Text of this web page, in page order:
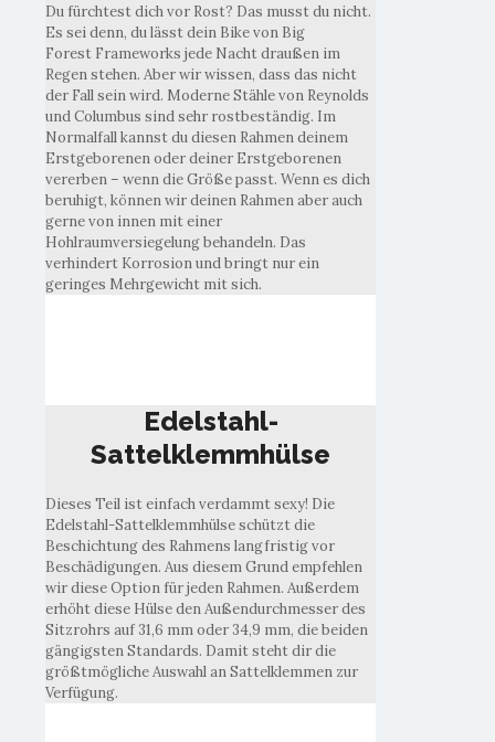
Du fürchtest dich vor Rost? Das musst du nicht.
Es sei denn, du lässt dein Bike von Big
Forest Frameworks jede Nacht draußen im
Regen stehen. Aber wir wissen, dass das nicht
der Fall sein wird. Moderne Stähle von Reynolds
und Columbus sind sehr rostbeständig. Im
Normalfall kannst du diesen Rahmen deinem
Erstgeborenen oder deiner Erstgeborenen
vererben – wenn die Größe passt. Wenn es dich
beruhigt, können wir deinen Rahmen aber auch
gerne von innen mit einer
Hohlraumversiegelung behandeln. Das
verhindert Korrosion und bringt nur ein
geringes Mehrgewicht mit sich.
Edelstahl-
Sattelklemmhülse
Dieses Teil ist einfach verdammt sexy! Die
Edelstahl-Sattelklemmhülse schützt die
Beschichtung des Rahmens langfristig vor
Beschädigungen. Aus diesem Grund empfehlen
wir diese Option für jeden Rahmen. Außerdem
erhöht diese Hülse den Außendurchmesser des
Sitzrohrs auf 31,6 mm oder 34,9 mm, die beiden
gängigsten Standards. Damit steht dir die
größtmögliche Auswahl an Sattelklemmen zur
Verfügung.